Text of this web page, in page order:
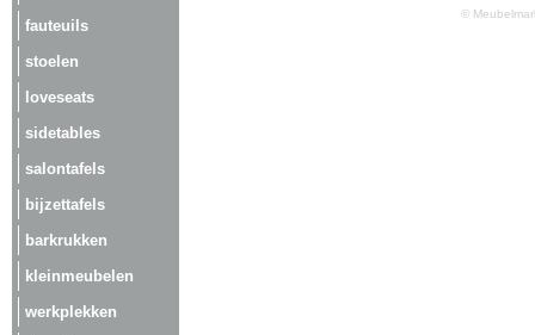
fauteuils
stoelen
loveseats
sidetables
salontafels
bijzettafels
barkrukken
kleinmeubelen
werkplekken
©